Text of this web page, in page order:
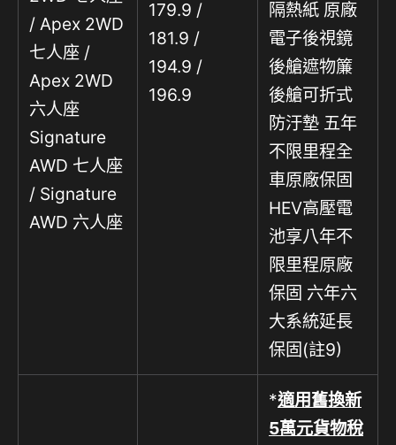
/ Apex 2WD
七人座 /
Apex 2WD
六人座
Signature
AWD 七人座
/ Signature
AWD 六人座
179.9 /
181.9 /
194.9 /
196.9
隔熱紙 原廠
電子後視鏡
後艙遮物簾
後艙可折式
防汙墊 五年
不限里程全
車原廠保固
HEV高壓電
池享八年不
限里程原廠
保固 六年六
大系統延長
保固(註9)
*適用舊換新
5萬元貨物稅